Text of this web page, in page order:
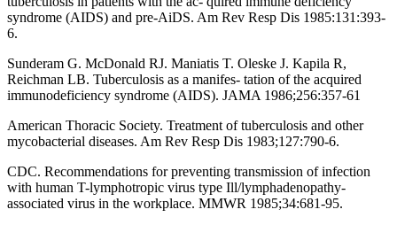
syndrome (AIDS) and pre-AiDS. Am Rev Resp Dis 1985:131:393-
6.
Sunderam G. McDonald RJ. Maniatis T. Oleske J. Kapila R,
Reichman LB. Tuberculosis as a manifes- tation of the acquired
immunodeficiency syndrome (AIDS). JAMA 1986;256:357-61
American Thoracic Society. Treatment of tuberculosis and other
mycobacterial diseases. Am Rev Resp Dis 1983;127:790-6.
CDC. Recommendations for preventing transmission of infection
with human T-lymphotropic virus type Ill/lymphadenopathy-
associated virus in the workplace. MMWR 1985;34:681-95.